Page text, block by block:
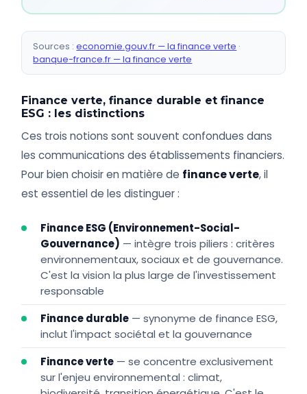
Sources :economie.gouv.fr — la finance verte ·
banque-france.fr — la finance verte
Finance verte, finance durable et finance
ESG : les distinctions
Ces trois notions sont souvent confondues dans
les communications des établissements financiers.
Pour bien choisir en matière de finance verte, il
est essentiel de les distinguer :
Finance ESG (Environnement-Social-
Gouvernance) — intègre trois piliers : critères
environnementaux, sociaux et de gouvernance.
C'est la vision la plus large de l'investissement
responsable
Finance durable — synonyme de finance ESG,
inclut l'impact sociétal et la gouvernance
Finance verte — se concentre exclusivement
sur l'enjeu environnemental : climat,